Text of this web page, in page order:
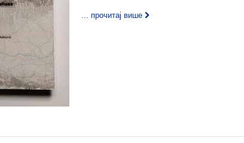
... прочитај више